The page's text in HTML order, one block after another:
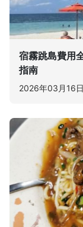
宿霧跳島費用
指南
2026年03月16日